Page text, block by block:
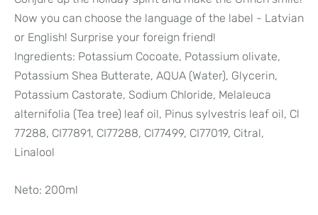
Now you can choose the language of the label - Latvian
or English! Surprise your foreign friend!
Ingredients: Potassium Cocoate, Potassium olivate,
Potassium Shea Butterate, AQUA (Water), Glycerin,
Potassium Castorate, Sodium Chloride, Melaleuca
alternifolia (Tea tree) leaf oil, Pinus sylvestris leaf oil, Cl
77288, CI77891, CI77288, CI77499, CI77019, Citral,
Linalool
Neto: 200ml